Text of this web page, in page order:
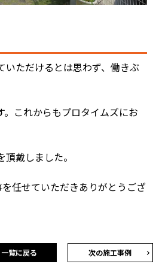
いただけるとは思わず、働きぶ
。これからもプロタイムズにお
戴しました。
任せていただきありがとうござ
次の施工事例
一覧に戻る